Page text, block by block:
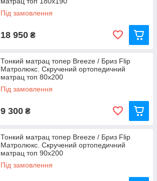
Під замовлення
18 950 ₴
Тонкий матрац топер Breeze / Бриз Flip
Матролюкс. Скручений ортопедичний
матрац топ 80х200
Під замовлення
9 300 ₴
Тонкий матрац топер Breeze / Бриз Flip
Матролюкс. Скручений ортопедичний
матрац топ 90х200
Під замовлення